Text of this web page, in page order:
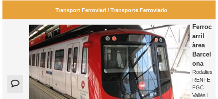
Transport Ferroviari / Transporte Ferroviario
Ferroc
arril
àrea
Barcel
ona
Rodalies
RENFE,
FGC
Vallès i